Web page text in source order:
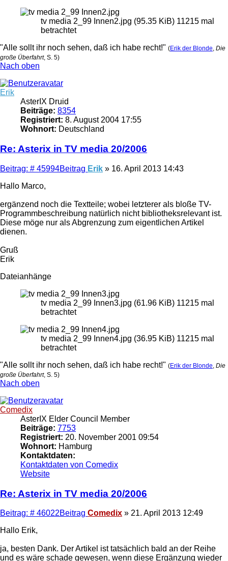
tv media 2_99 Innen2.jpg (95.35 KiB) 11215 mal
betrachtet
"Alle sollt ihr noch sehen, daß ich habe recht!" (Erik der Blonde, Die
große Überfahrt, S. 5)
Nach oben
Erik
AsterIX Druid
Beiträge: 8354
Registriert: 8. August 2004 17:55
Wohnort: Deutschland
Re: Asterix in TV media 20/2006
Beitrag: # 45994Beitrag Erik » 16. April 2013 14:43
Hallo Marco,
ergänzend noch die Textteile; wobei letzterer als bloße TV-
Programmbeschreibung natürlich nicht bibliotheksrelevant ist.
Diese möge nur als Abgrenzung zum eigentlichen Artikel
dienen.
Gruß
Erik
Dateianhänge
tv media 2_99 Innen3.jpg (61.96 KiB) 11215 mal
betrachtet
tv media 2_99 Innen4.jpg (36.95 KiB) 11215 mal
betrachtet
"Alle sollt ihr noch sehen, daß ich habe recht!" (Erik der Blonde, Die
große Überfahrt, S. 5)
Nach oben
Comedix
AsterIX Elder Council Member
Beiträge: 7753
Registriert: 20. November 2001 09:54
Wohnort: Hamburg
Kontaktdaten:
Kontaktdaten von Comedix
Website
Re: Asterix in TV media 20/2006
Beitrag: # 46022Beitrag Comedix » 21. April 2013 12:49
Hallo Erik,
ja, besten Dank. Der Artikel ist tatsächlich bald an der Reihe
und es wäre schade gewesen, wenn diese Ergänzung wieder